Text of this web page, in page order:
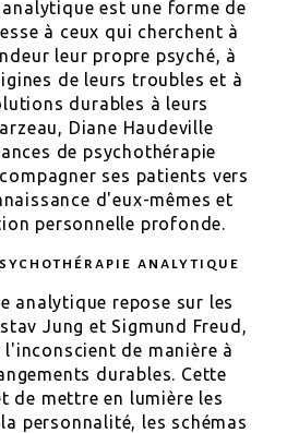
est une forme de
à ceux qui cherchent à
leur propre psyché, à
de leurs troubles et à
durables à leurs
Diane Haudeville
de psychothérapie
ses patients vers
d'eux-mêmes et
personnelle profonde.
analytique
analytique repose sur les
Jung et Sigmund Freud,
de manière à
durables. Cette
de mettre en lumière les
personnalité, les schémas